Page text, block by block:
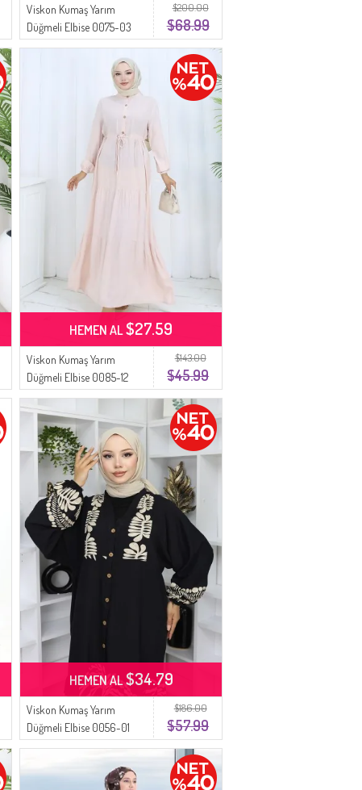
$200.00
$68.99
Viskon Kumaş Yarım
Düğmeli Elbise 0075-03
Kahverengi
$143.00
$45.99
Viskon Kumaş Yarım
Düğmeli Elbise 0085-12
Pudra
HEMEN AL$27.59
$186.00
$57.99
Viskon Kumaş Yarım
Düğmeli Elbise 0056-01
Siyah
HEMEN AL$34.79